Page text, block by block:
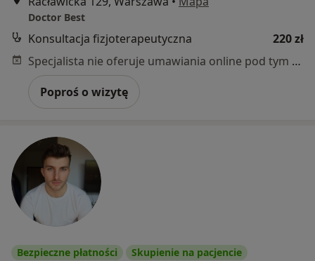
Doctor Best
Konsultacja fizjoterapeutyczna
220 zł
Specjalista nie oferuje umawiania online pod tym adresem.
Poproś o wizytę
Bezpieczne płatności Skupienie na pacjencie